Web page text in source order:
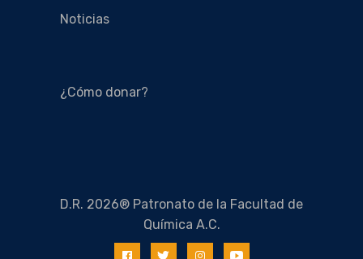
Noticias
¿Cómo donar?
D.R. 2026® Patronato de la Facultad de
Química A.C.